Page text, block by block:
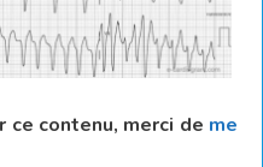
ce contenu, merci de me